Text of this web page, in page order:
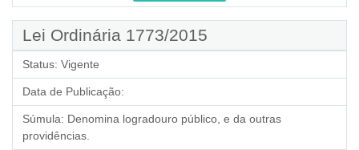
Lei Ordinária 1773/2015
Status: Vigente
Data de Publicação:
Súmula: Denomina logradouro público, e da outras
providências.